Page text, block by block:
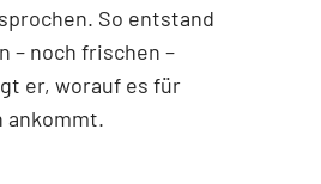
So entstand
– noch frischen –
er, worauf es für
ankommt.